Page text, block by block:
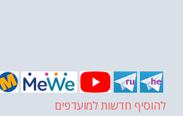
להוסיף חדשות למועדפים